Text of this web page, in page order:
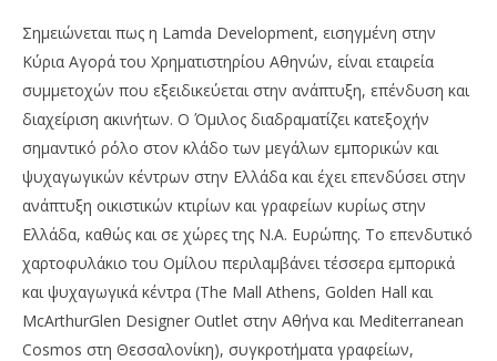
Σημειώνεται πως η Lamda Development, εισηγμένη στην
Κύρια Αγορά του Χρηματιστηρίου Αθηνών, είναι εταιρεία
συμμετοχών που εξειδικεύεται στην ανάπτυξη, επένδυση και
διαχείριση ακινήτων. Ο Όμιλος διαδραματίζει κατεξοχήν
σημαντικό ρόλο στον κλάδο των μεγάλων εμπορικών και
ψυχαγωγικών κέντρων στην Ελλάδα και έχει επενδύσει στην
ανάπτυξη οικιστικών κτιρίων και γραφείων κυρίως στην
Ελλάδα, καθώς και σε χώρες της Ν.Α. Ευρώπης. Το επενδυτικό
χαρτοφυλάκιο του Ομίλου περιλαμβάνει τέσσερα εμπορικά
και ψυχαγωγικά κέντρα (Τhe Mall Athens, Golden Hall και
McArthurGlen Designer Outlet στην Αθήνα και Mediterranean
Cosmos στη Θεσσαλονίκη), συγκροτήματα γραφείων,